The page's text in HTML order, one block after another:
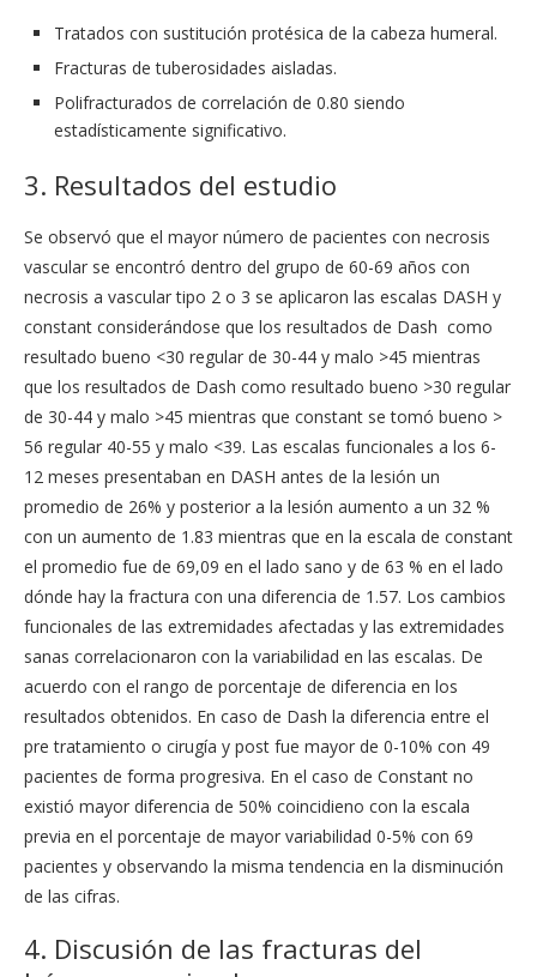
Tratados con sustitución protésica de la cabeza humeral.
Fracturas de tuberosidades aisladas.
Polifracturados de correlación de 0.80 siendo
estadísticamente significativo.
3. Resultados del estudio
Se observó que el mayor número de pacientes con necrosis
vascular se encontró dentro del grupo de 60-69 años con
necrosis a vascular tipo 2 o 3 se aplicaron las escalas DASH y
constant considerándose que los resultados de Dash como
resultado bueno <30 regular de 30-44 y malo >45 mientras
que los resultados de Dash como resultado bueno >30 regular
de 30-44 y malo >45 mientras que constant se tomó bueno >
56 regular 40-55 y malo <39. Las escalas funcionales a los 6-
12 meses presentaban en DASH antes de la lesión un
promedio de 26% y posterior a la lesión aumento a un 32 %
con un aumento de 1.83 mientras que en la escala de constant
el promedio fue de 69,09 en el lado sano y de 63 % en el lado
dónde hay la fractura con una diferencia de 1.57. Los cambios
funcionales de las extremidades afectadas y las extremidades
sanas correlacionaron con la variabilidad en las escalas. De
acuerdo con el rango de porcentaje de diferencia en los
resultados obtenidos. En caso de Dash la diferencia entre el
pre tratamiento o cirugía y post fue mayor de 0-10% con 49
pacientes de forma progresiva. En el caso de Constant no
existió mayor diferencia de 50% coincidieno con la escala
previa en el porcentaje de mayor variabilidad 0-5% con 69
pacientes y observando la misma tendencia en la disminución
de las cifras.
4. Discusión de las fracturas del